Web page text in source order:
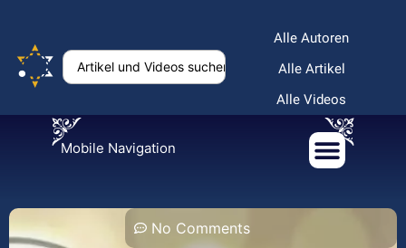
Alle Autoren
Alle Artikel
Alle Videos
Mobile Navigation
No Comments